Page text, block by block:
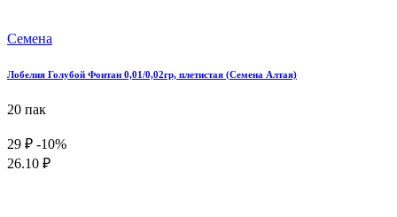
Семена
Лобелия Голубой Фонтан 0,01/0,02гр, плетистая (Семена Алтая)
20 пак
29 ₽ -10%
26.10 ₽